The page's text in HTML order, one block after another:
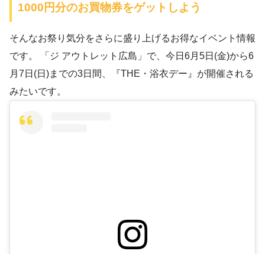
1000円分のお買物券をゲットしよう
そんなお祭り気分をさらに盛り上げるお得なイベント情報
です。 「ジ アウトレット広島」で、今日6月5日(金)から6
月7日(日)までの3日間、『THE・浴衣デー』が開催される
みたいです。